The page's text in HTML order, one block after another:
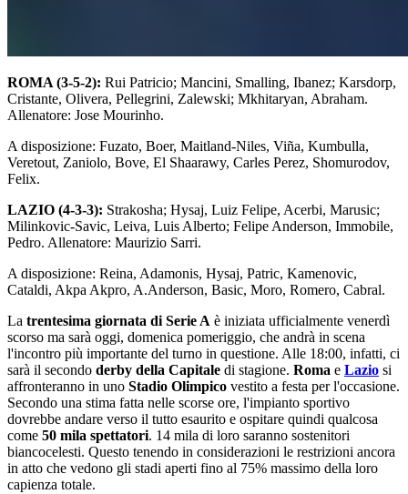
ROMA (3-5-2): Rui Patricio; Mancini, Smalling, Ibanez; Karsdorp,
Cristante, Olivera, Pellegrini, Zalewski; Mkhitaryan, Abraham.
Allenatore: Jose Mourinho.
A disposizione: Fuzato, Boer, Maitland-Niles, Viña, Kumbulla,
Veretout, Zaniolo, Bove, El Shaarawy, Carles Perez, Shomurodov,
Felix.
LAZIO (4-3-3): Strakosha; Hysaj, Luiz Felipe, Acerbi, Marusic;
Milinkovic-Savic, Leiva, Luis Alberto; Felipe Anderson, Immobile,
Pedro. Allenatore: Maurizio Sarri.
A disposizione: Reina, Adamonis, Hysaj, Patric, Kamenovic,
Cataldi, Akpa Akpro, A.Anderson, Basic, Moro, Romero, Cabral.
La trentesima giornata di Serie A è iniziata ufficialmente venerdì
scorso ma sarà oggi, domenica pomeriggio, che andrà in scena
l'incontro più importante del turno in questione. Alle 18:00, infatti, ci
sarà il secondo derby della Capitale di stagione. Roma e Lazio si
affronteranno in uno Stadio Olimpico vestito a festa per l'occasione.
Secondo una stima fatta nelle scorse ore, l'impianto sportivo
dovrebbe andare verso il tutto esaurito e ospitare quindi qualcosa
come 50 mila spettatori. 14 mila di loro saranno sostenitori
biancocelesti. Questo tenendo in considerazioni le restrizioni ancora
in atto che vedono gli stadi aperti fino al 75% massimo della loro
capienza totale.